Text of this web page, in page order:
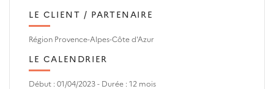
LE CLIENT / PARTENAIRE
Région Provence-Alpes-Côte d'Azur
LE CALENDRIER
Début : 01/04/2023 - Durée : 12 mois